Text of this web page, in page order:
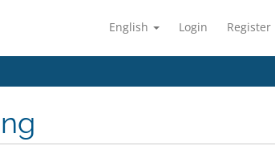
English Login Register